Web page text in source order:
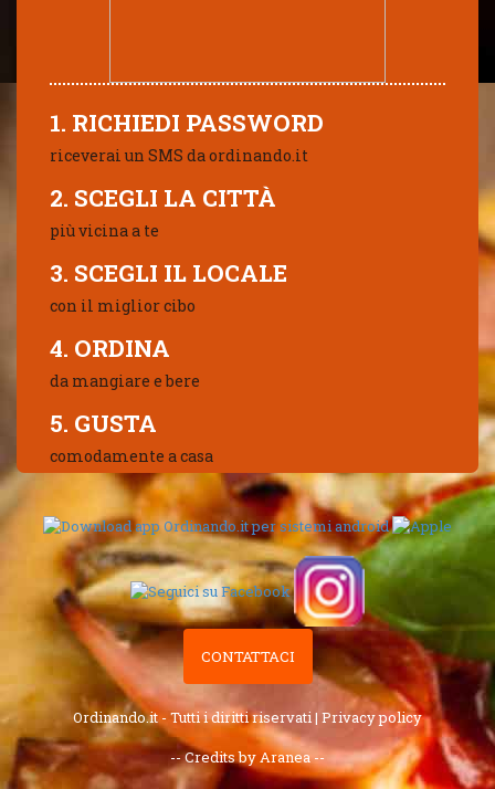
1. RICHIEDI PASSWORD
riceverai un SMS da ordinando.it
2. SCEGLI LA CITTÀ
più vicina a te
3. SCEGLI IL LOCALE
con il miglior cibo
4. ORDINA
da mangiare e bere
5. GUSTA
comodamente a casa
CONTATTACI
Ordinando.it - Tutti i diritti riservati | Privacy policy
-- Credits by Aranea --